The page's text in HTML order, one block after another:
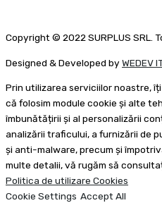
Copyright © 2022 SURPLUS SRL.
Designed & Developed by WEDEV
Prin utilizarea serviciilor noastre,
că folosim module cookie și alte
îmbunătățirii și al personalizării
analizării traficului, a furnizării de
și anti-malware, precum și
multe detalii, vă rugăm să
Politica de utilizare Cookies
Cookie Settings Accept All